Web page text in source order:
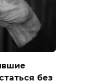
без